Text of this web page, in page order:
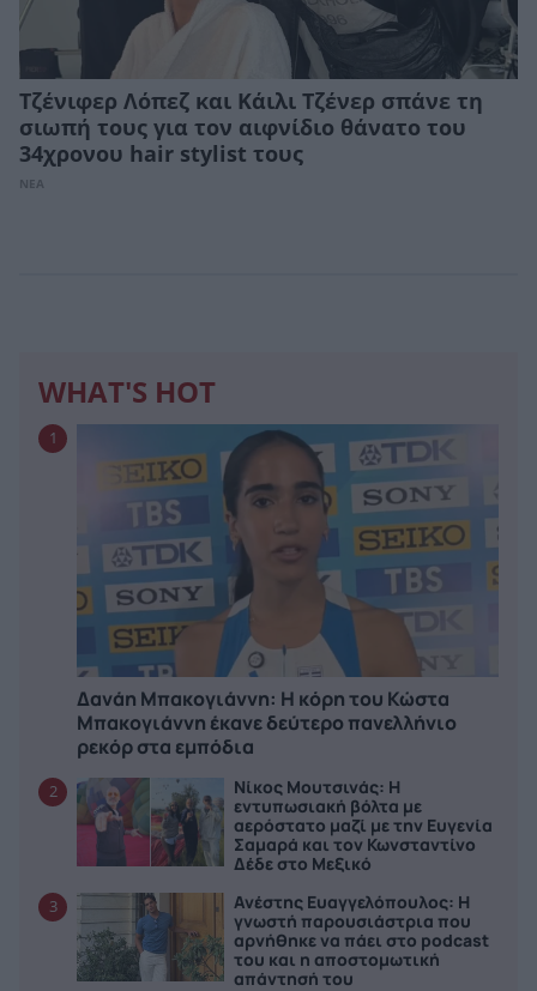
Τζένιφερ Λόπεζ και Κάιλι Τζένερ σπάνε τη
σιωπή τους για τον αιφνίδιο θάνατο του
34χρονου hair stylist τους
ΝΕΑ
WHAT'S HOT
1
Δανάη Μπακογιάννη: Η κόρη του Κώστα
Μπακογιάννη έκανε δεύτερο πανελλήνιο
ρεκόρ στα εμπόδια
2
Νίκος Μουτσινάς: Η
εντυπωσιακή βόλτα με
αερόστατο μαζί με την Ευγενία
Σαμαρά και τον Κωνσταντίνο
Δέδε στο Μεξικό
3
Ανέστης Ευαγγελόπουλος: Η
γνωστή παρουσιάστρια που
αρνήθηκε να πάει στο podcast
του και η αποστομωτική
απάντησή του